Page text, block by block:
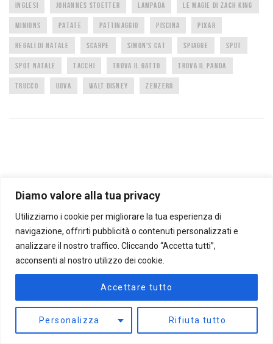
Diamo valore alla tua privacy
Utilizziamo i cookie per migliorare la tua esperienza di
navigazione, offrirti pubblicità o contenuti personalizzati e
analizzare il nostro traffico. Cliccando “Accetta tutti”,
acconsenti al nostro utilizzo dei cookie.
Personalizza Rifiuta tutto
Accettare tutto
INGLESI JOHANNES STOETTER LAMPADA LE MAGIE DI ZACH KING
MINIONS PATATE PATTINAGGIO PISCINA PIXAR
REGALI DI NATALE SCARPE SIMON'S CAT SPIAGGE SPOT
SPOT NATALE TACCHI TROVA IL GATTO TROVA IL PANDA
TRUCCO UOVA WALT DISNEY ZENZERO
CARTOLINE ANIMATE FOTO CURIOSE TROPPO FORTE BELLA QUESTA
AFORISMI E CITAZIONI
OROSCOPO CANALE BENESSERE
NON CI POSSO CREDERE
AMORE
ANIMALI ANIMALI RARI ANIMAZIONI ARTE A ARCHITETTURA
BUON ANNO
COMPLEANNO CURIOSI DIVERTENTI
SCHERZI E TRUCCHI
SCIENZA SHOPPING SONDAGGI SPETTACOLARI
TEST E QUIZ
TRUCCHI IN CUCINA
TUTORIAL UTILI VIAGGI VINTAGE